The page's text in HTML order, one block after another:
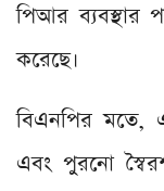
পিআর ব্যবস্থার
করেছে।
বিএনপির মতে,
এবং পুরনো